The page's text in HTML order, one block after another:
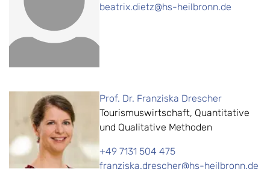
beatrix.dietz@hs-heilbronn.de
Prof. Dr. Franziska Drescher
Tourismuswirtschaft, Quantitative
und Qualitative Methoden
+49 7131 504 475
franziska.drescher@hs-heilbronn.de